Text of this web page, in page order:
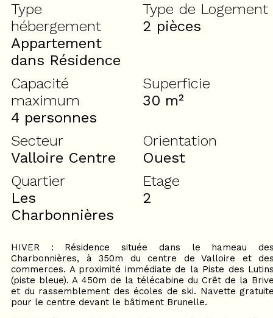
Type
hébergement
Appartement
dans Résidence
Type de Logement
2 pièces
Capacité
maximum
4 personnes
Superficie
30 m²
Secteur
Valloire Centre
Orientation
Ouest
Quartier
Les
Charbonnières
Etage
2
HIVER : Résidence située dans le hameau
Charbonnières, à 350m du centre de Valloire et
commerces. A proximité immédiate de la Piste des
(piste bleue). A 450m de la télécabine du Crêt de la
et du rassemblement des écoles de ski. Navette
pour le centre devant le bâtiment Brunelle.